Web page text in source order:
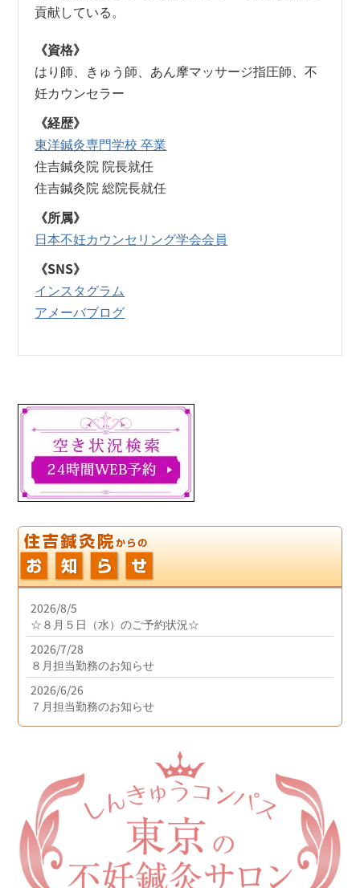
貢献している。
《資格》
はり師、きゅう師、あん摩マッサージ指圧師、不
妊カウンセラー
《経歴》
東洋鍼灸専門学校 卒業
住吉鍼灸院 院長就任
住吉鍼灸院 総院長就任
《所属》
日本不妊カウンセリング学会会員
《SNS》
インスタグラム
アメーバブログ
2026/8/5
☆８月５日（水）のご予約状況☆
2026/7/28
８月担当勤務のお知らせ
2026/6/26
７月担当勤務のお知らせ